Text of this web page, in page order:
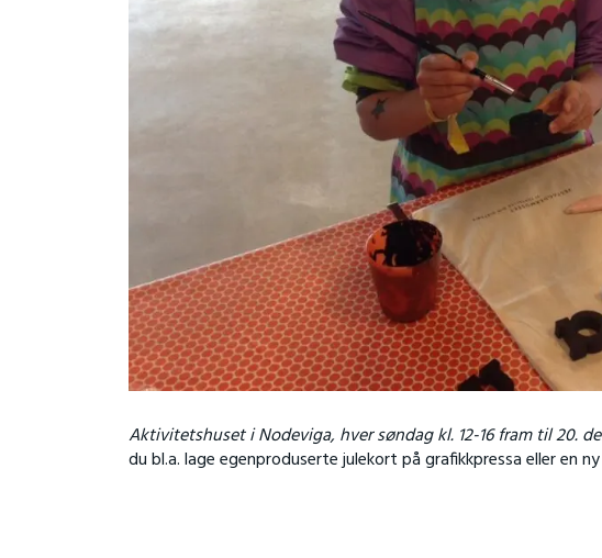
Aktivitetshuset i Nodeviga, hver søndag kl. 12-16 fram til 20.
du bl.a. lage egenproduserte julekort på grafikkpressa eller en